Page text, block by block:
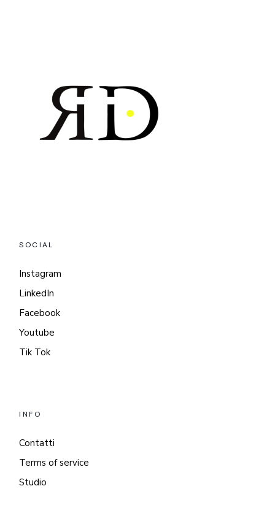
SOCIAL
Instagram
LinkedIn
Facebook
Youtube
Tik Tok
INFO
Contatti
Terms of service
Studio